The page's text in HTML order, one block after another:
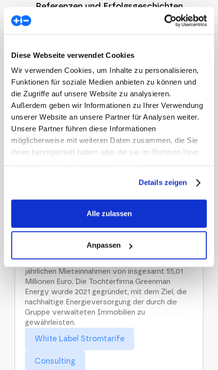
Diese Webseite verwendet Cookies
Wir verwenden Cookies, um Inhalte zu personalisieren,
Funktionen für soziale Medien anbieten zu können und
die Zugriffe auf unsere Website zu analysieren.
Außerdem geben wir Informationen zu Ihrer Verwendung
unserer Website an unsere Partner für Analysen weiter.
Unsere Partner führen diese Informationen
möglicherweise mit weiteren Daten zusammen, die Sie
ihnen bereitgestellt haben oder die sie im Rahmen Ihrer
Details zeigen
Alle zulassen
Anpassen
Referenzen und Erfolgsgeschichten
wieGreenman Energy Regionah
setzen bereits auf die Lumenaza SaaS-Plattform,
um ihre Energieprozesse effizient zu steuern und
ihre Marktposition zu stärken. Lesen Sie hier, wie
Supermärkte und Ladestationen mit
PV-Strom
Die Greenman Group ist ein etablierter
in Irland, spezialisiert auf Immobilien für den
Lebensmitteleinzelhandel. In Deutschland
verwaltet der konzerneigene Immobilienfond
Greenman OPEN aktuell rund 90 Immobilien mit
jährlichen Mieteinnahmen von insgesamt 55,01
Millionen Euro. Die Tochterfirma Greenman
Energy wurde 2021 gegründet, mit dem Ziel, die
nachhaltige Energieversorgung der durch die
Gruppe verwalteten Immobilien zu
gewährleisten.
White Label Stromtarife
Consulting